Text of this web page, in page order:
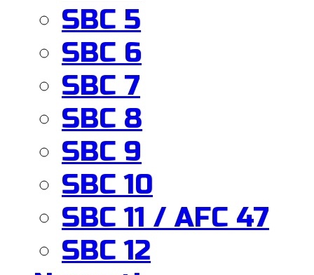
SBC 5
SBC 6
SBC 7
SBC 8
SBC 9
SBC 10
SBC 11 / AFC 47
SBC 12